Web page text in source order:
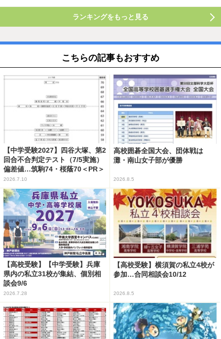
ランキングをもっと見る
こちらの記事もおすすめ
【中学受験2027】四谷大塚、第2
回合不合判定テスト（7/5実施）
偏差値…筑駒74・桜蔭70＜PR＞
2026.7.10
高校囲碁全国大会、団体戦は
灘・南山女子部が優勝
2026.8.5
【高校受験】【中学受験】兵庫
県内の私立31校が集結、個別相
談会9/6
2026.7.28
【高校受験】横須賀の私立4校が
参加…合同相談会10/12
2026.8.5